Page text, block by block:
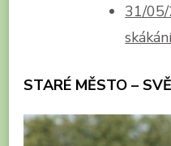
31/
STARÉ MĚSTO –